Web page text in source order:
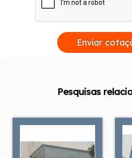
Enviar
Pesquisas